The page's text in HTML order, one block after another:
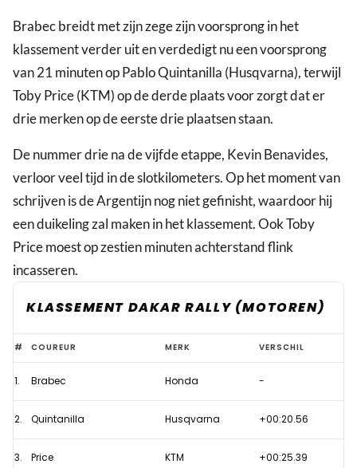
Brabec breidt met zijn zege zijn voorsprong in het
klassement verder uit en verdedigt nu een voorsprong
van 21 minuten op Pablo Quintanilla (Husqvarna), terwijl
Toby Price (KTM) op de derde plaats voor zorgt dat er
drie merken op de eerste drie plaatsen staan.
De nummer drie na de vijfde etappe, Kevin Benavides,
verloor veel tijd in de slotkilometers. Op het moment van
schrijven is de Argentijn nog niet gefinisht, waardoor hij
een duikeling zal maken in het klassement. Ook Toby
Price moest op zestien minuten achterstand flink
incasseren.
KLASSEMENT DAKAR RALLY (MOTOREN)
Honda
doet
goede
zaken
etappezege
# COUREUR MERK VERSCHIL
1. Brabec Honda -
2. Quintanilla Husqvarna +00:20.56
3. Price KTM +00:25.39